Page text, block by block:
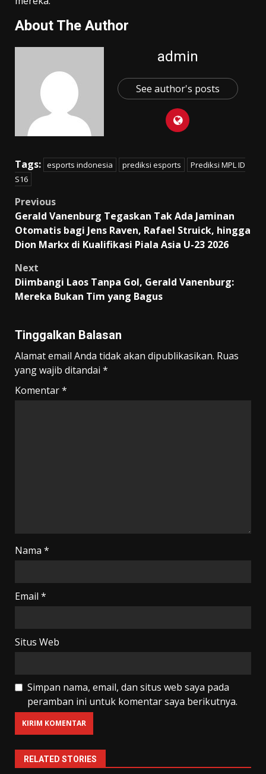
About The Author
admin
See author's posts
Tags: esports indonesia prediksi esports
Prediksi MPL ID
S16
Post
navigation
Previous
Gerald Vanenburg Tegaskan Tak Ada Jaminan
Otomatis bagi Jens Raven, Rafael Struick, hingga
Dion Markx di Kualifikasi Piala Asia U-23 2026
Next
Diimbangi Laos Tanpa Gol, Gerald Vanenburg:
Mereka Bukan Tim yang Bagus
Tinggalkan Balasan
Alamat email Anda tidak akan dipublikasikan. Ruas
yang wajib ditandai *
Komentar*
Nama *
Email *
Situs Web
Simpan nama, email, dan situs web saya pada
peramban ini untuk komentar saya berikutnya.
RELATED STORIES